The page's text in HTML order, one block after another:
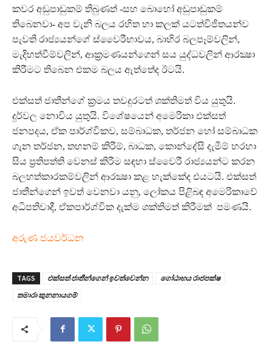
කවර අඩුපාඩුකම් තිබුණත් -සහ බොහෝ අඩුපාඩුකම්
තිබෙනවා- අප වැනි බලය රහිත හා කලක් යටත්විජිතයන්ව
පැවති රාජ්‍යයන්ගේ ස්වෛරීභාවය, බාහිර බලපෑම්වලින්,
මැදිහත්වීම්වලින්, ආක්‍රමණයන්ගෙන් සය යුද්ධවලින් ආරක්‍ෂා
කිරීමට තිබෙන එකම බලය ඇත්තේද ඊටයි.
එක්සත් ජාතීන්ගේ ක්‍රමය තවදුරටත් ශක්තිමත් විය යුතුයි.
දුර්වල නොවිය යුතුයි. විශේෂයෙන් අමෙරිකා එක්සත්
ජනපදය, ඒක පාර්ශ්විකව, සම්බාධක, තර්ජන හෝ සම්බාධක
ගැන තර්ජන, තහනම් කිරීම්, බාධක, කොන්දේසි දැමීම් හරහා
සිය ප්‍රතිපත්ති වෙනස් කිරීම සඳහා ස්වෛරී රාජ්‍යයන්ට කරන
බලහත්කාරකම්වලින් ආරක්‍ෂා කළ හැක්කේද එයටයි. එක්සත්
ජාතීන්ගෙන් ඉවත් වෙනවා යනු, ලෝකය පිළිබඳ අමෙරිකාවේ
අධිපතිවාදී, ඒකපාර්ශ්වික දැක්ම ශක්තිමත් කිරීමක් පමණයි.
අරුණ ජයවර්ධන
TAGS එක්සත් ජාතීන්ගෙන් ඉවත්වෙන්න
ගෝඨාභය රාජපක්ෂ
තමාරා කුනනායගම්